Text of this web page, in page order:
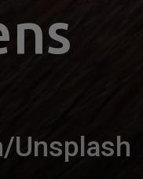
Unsplash